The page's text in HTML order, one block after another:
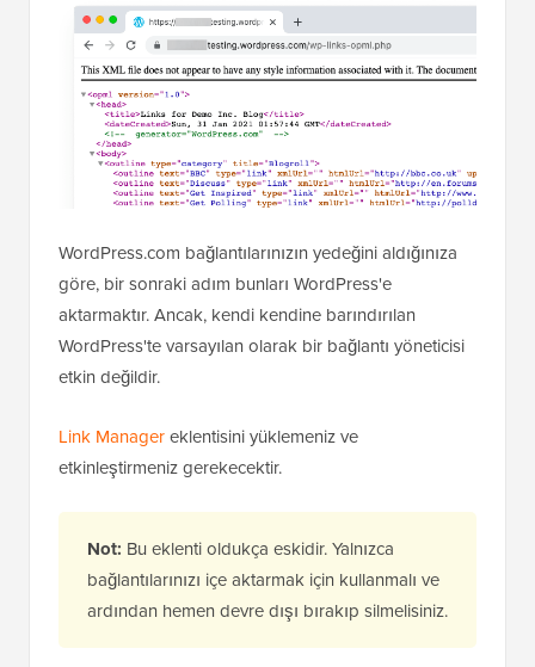
WordPress.com bağlantılarınızın yedeğini aldığınıza
göre, bir sonraki adım bunları WordPress'e
aktarmaktır. Ancak, kendi kendine barındırılan
WordPress'te varsayılan olarak bir bağlantı yöneticisi
etkin değildir.
Link Managereklentisini yüklemeniz ve
etkinleştirmeniz gerekecektir.
Not: Bu eklenti oldukça eskidir. Yalnızca
bağlantılarınızı içe aktarmak için kullanmalı ve
ardından hemen devre dışı bırakıp silmelisiniz.